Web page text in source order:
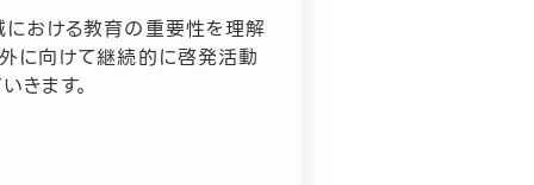
おける教育の重要性を理解
に向けて継続的に啓発活動
きます。